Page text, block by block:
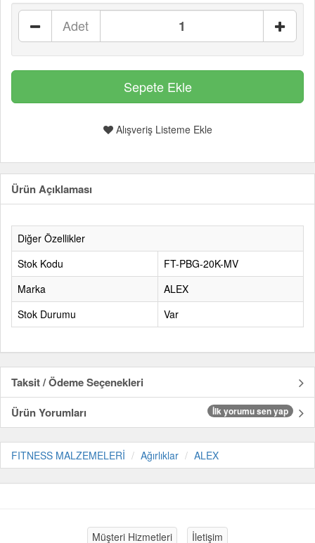
Adet
Alışveriş Listeme Ekle
Ürün Açıklaması
Diğer Özellikler
Stok Kodu
FT-PBG-20K-MV
Marka
ALEX
Stok Durumu
Var
Taksit / Ödeme Seçenekleri
Ürün Yorumları
İlk yorumu sen yap
FITNESS MALZEMELERİ Ağırlıklar ALEX
Müşteri Hizmetleri İletişim